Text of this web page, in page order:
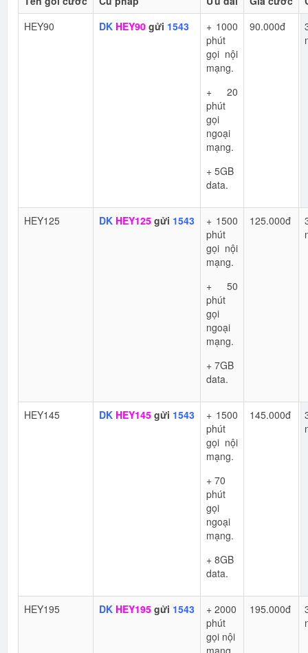
HEY90
DK HEY90 gửi 1543
+ 1000
phút
gọi nội
mạng.
+ 20
phút
gọi
ngoại
mạng.
+ 5GB
data.
90.000đ
HEY125 DK HEY125 gửi 1543
+ 1500
phút
gọi nội
mạng.
+ 50
phút
gọi
ngoại
mạng.
+ 7GB
data.
125.000đ
HEY145 DK HEY145 gửi 1543
+ 1500
phút
gọi nội
mạng.
+ 70
phút
gọi
ngoại
mạng.
+ 8GB
data.
145.000đ
HEY195 DK HEY195 gửi 1543
+ 2000
phút
gọi nội
mạng.
195.000đ